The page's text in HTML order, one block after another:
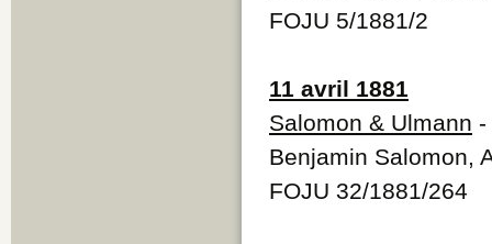
FOJU 5/1881/2
11 avril 1881
Salomon & Ulmann -
Benjamin Salomon,
FOJU 32/1881/264